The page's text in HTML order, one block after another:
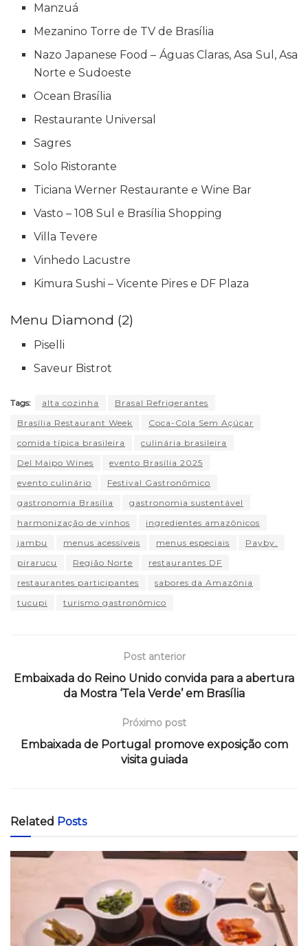
Manzuá
Mezanino Torre de TV de Brasília
Nazo Japanese Food – Águas Claras, Asa Sul, Asa
Norte e Sudoeste
Ocean Brasília
Restaurante Universal
Sagres
Solo Ristorante
Ticiana Werner Restaurante e Wine Bar
Vasto – 108 Sul e Brasília Shopping
Villa Tevere
Vinhedo Lacustre
Kimura Sushi – Vicente Pires e DF Plaza
Menu Diamond (2)
Piselli
Saveur Bistrot
Tags: alta cozinha
Brasal Refrigerantes
Brasília Restaurant Week
Coca-Cola Sem Açúcar
comida típica brasileira
culinária brasileira
Del Maipo Wines
evento Brasília 2025
evento culinário
Festival Gastronômico
gastronomia Brasília
gastronomia sustentável
harmonização de vinhos
ingredientes amazônicos
jambu
menus acessíveis menus especiais
Payby.
pirarucu
Região Norte
restaurantes DF
restaurantes participantes
sabores da Amazônia
tucupi
turismo gastronômico
Post anterior
Embaixada do Reino Unido convida para a abertura
da Mostra ‘Tela Verde’ em Brasília
Próximo post
Embaixada de Portugal promove exposição com
visita guiada
Related Posts